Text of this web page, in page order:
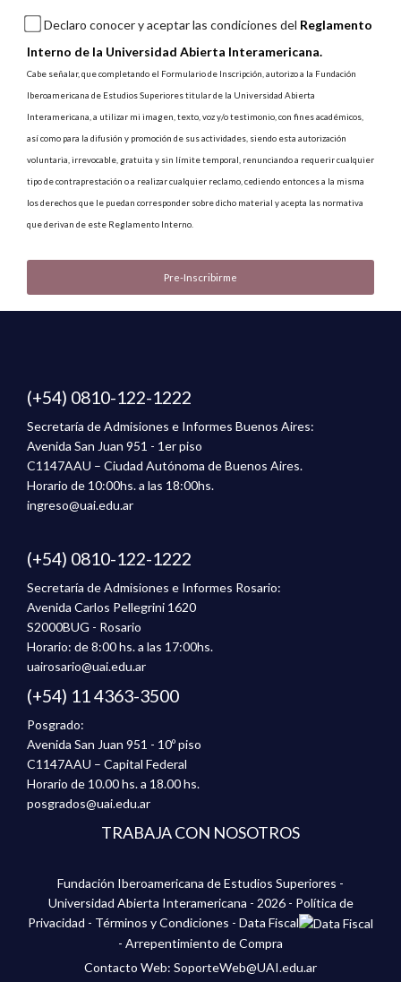
Declaro conocer y aceptar las condiciones del Reglamento
Interno de la Universidad Abierta Interamericana.
Cabe señalar, que completando el Formulario de Inscripción, autorizo a la Fundación
Iberoamericana de Estudios Superiores titular de la Universidad Abierta
Interamericana, a utilizar mi imagen, texto, voz y/o testimonio, con fines académicos,
así como para la difusión y promoción de sus actividades, siendo esta autorización
voluntaria, irrevocable, gratuita y sin límite temporal, renunciando a requerir cualquier
tipo de contraprestación o a realizar cualquier reclamo, cediendo entonces a la misma
los derechos que le puedan corresponder sobre dicho material y acepta las normativa
que derivan de este Reglamento Interno.
(+54) 0810-122-1222
Secretaría de Admisiones e Informes Buenos Aires:
Avenida San Juan 951 - 1er piso
C1147AAU – Ciudad Autónoma de Buenos Aires.
Horario de 10:00hs. a las 18:00hs.
ingreso@uai.edu.ar
(+54) 0810-122-1222
Secretaría de Admisiones e Informes Rosario:
Avenida Carlos Pellegrini 1620
S2000BUG - Rosario
Horario: de 8:00 hs. a las 17:00hs.
uairosario@uai.edu.ar
(+54) 11 4363-3500
Posgrado:
Avenida San Juan 951 - 10º piso
C1147AAU – Capital Federal
Horario de 10.00 hs. a 18.00 hs.
posgrados@uai.edu.ar
TRABAJA CON NOSOTROS
Fundación Iberoamericana de Estudios Superiores -
Universidad Abierta Interamericana - 2026 - Política de
Privacidad - Términos y Condiciones - Data Fiscal
- Arrepentimiento de Compra
Contacto Web: SoporteWeb@UAI.edu.ar